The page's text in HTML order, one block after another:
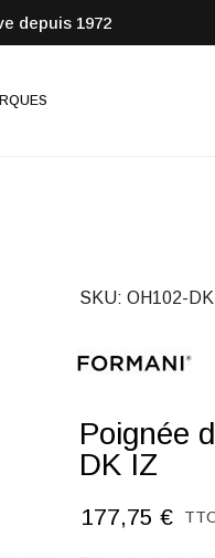
depuis 1972
SKU OH102-
Poignée
DK IZ
177,75 €